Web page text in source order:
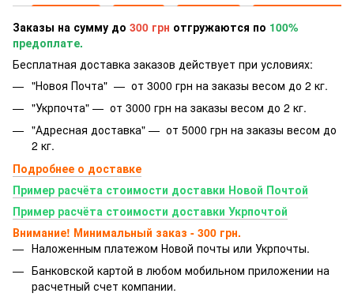
Заказы на сумму до 300 грн отгружаются по 100%
предоплате.
Бесплатная доставка заказов действует при условиях:
"Новоя Почта" — от 3000 грн на заказы весом до 2 кг.
"Укрпочта" — от 3000 грн на заказы весом до 2 кг.
"Адресная доставка" — от 5000 грн на заказы весом до
2 кг.
Подробнее о доставке
Пример расчёта стоимости доставки Новой Почтой
Пример расчёта стоимости доставки Укрпочтой
Внимание! Минимальный заказ - 300 грн.
Наложенным платежом Новой почты или Укрпочты.
Банковской картой в любом мобильном приложении на
расчетный счет компании.